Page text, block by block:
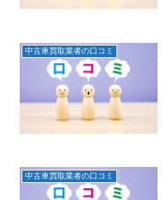
中古車買取業者の口コミ
中古車買取業者の口コミ